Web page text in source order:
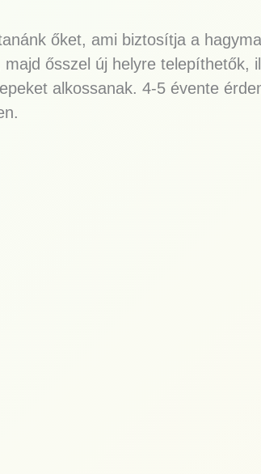
őket, ami biztosítja a
ősszel új helyre telepíthetők,
alkossanak. 4-5 évente